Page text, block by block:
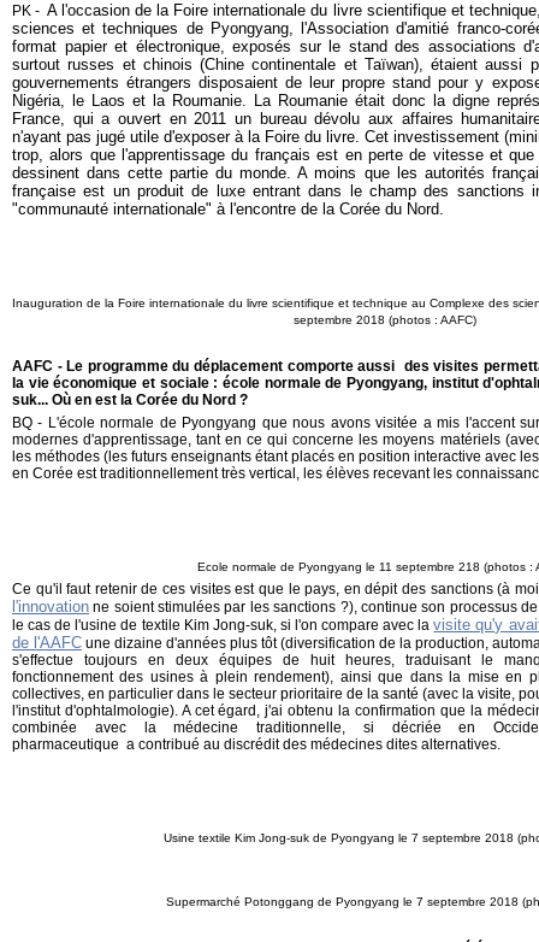
PK -A l'occasion de la Foire internationale du livre scientifique et
sciences et techniques de Pyongyang, l'Association d'amitié franco-
format papier et électronique, exposés sur le stand des associations
surtout russes et chinois (Chine continentale et Taïwan), étaient aussi
gouvernements étrangers disposaient de leur propre stand pour y
Nigéria, le Laos et la Roumanie. La Roumanie était donc la digne
France, qui a ouvert en 2011 un bureau dévolu aux affaires
n'ayant pas jugé utile d'exposer à la Foire du livre. Cet investissement
trop, alors que l'apprentissage du français est en perte de vitesse et
dessinent dans cette partie du monde. A moins que les autorités
française est un produit de luxe entrant dans le champ des sanctions
"communauté internationale" à l'encontre de la Corée du Nord.
Inauguration de la Foire internationale du livre scientifique et technique auComplexe des
septembre 2018 (photos : AAFC)
AAFC - Le programme du déplacement comporte aussi des visites
la vie économique et sociale : école normale de Pyongyang, institut
suk... Où en est la Corée du Nord ?
BQ - L'école normale de Pyongyang que nous avons visitée a mis l'accent
modernes d'apprentissage, tant en ce qui concerne les moyens matériels
les méthodes (les futurs enseignants étant placés en position interactive avec
en Corée est traditionnellement très vertical, les élèves recevant les
Ecole normale de Pyongyang le 11 septembre 218 (photos :
Ce qu'il faut retenir de ces visites est que le pays, en dépit des sanctions (à
l'innovation ne soient stimulées par les sanctions ?), continue son processus
le cas de l'usine de textile Kim Jong-suk, si l'on compare avec lavisite qu'y
de l'AAFC une dizaine d'années plus tôt (diversification de la production,
s'effectue toujours en deux équipes de huit heures, traduisant le
fonctionnement des usines à plein rendement), ainsi que dans la mise en
collectives, en particulier dans le secteur prioritaire de la santé (avec la visite,
l'institut d'ophtalmologie). A cet égard, j'ai obtenu la confirmation que la
combinée avec la médecine traditionnelle, si décriée en
pharmaceutique a contribué au discrédit des médecines dites alternatives.
Usine textile Kim Jong-suk de Pyongyang le 7 septembre 2018
Supermarché Potonggang de Pyongyang le 7 septembre 2018